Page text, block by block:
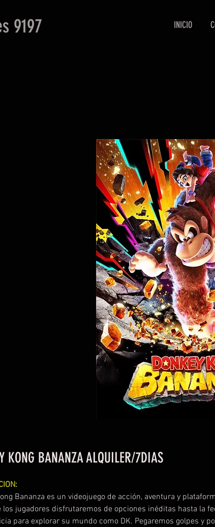
9197 INICIO
KONG BANANZA ALQUILER/7DIAS
Bananza es un videojuego de acción, aventura y
los jugadores disfrutaremos de opciones inéditas hasta la
para explorar su mundo como DK. Pegaremos golpes y